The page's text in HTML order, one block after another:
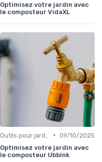
Optimisez votre jardin avec
le composteur VidaXL
• 09/10/2025
Optimisez votre jardin avec
le composteur Ubbink